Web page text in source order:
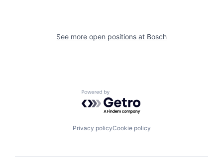
See more open positions at Bosch
Powered by Getro.com
Privacy policyCookie policy